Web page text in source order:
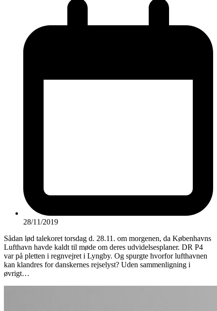
28/11/2019
Sådan lød talekoret torsdag d. 28.11. om morgenen, da Københavns
Lufthavn havde kaldt til møde om deres udvidelsesplaner. DR P4
var på pletten i regnvejret i Lyngby. Og spurgte hvorfor lufthavnen
kan klandres for danskernes rejselyst? Uden sammenligning i
øvrigt…